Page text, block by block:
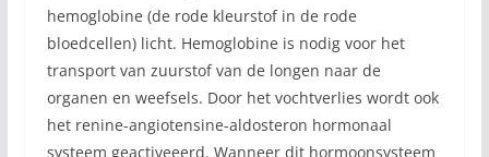
hemoglobine (de rode kleurstof in de rode
bloedcellen) licht. Hemoglobine is nodig voor het
transport van zuurstof van de longen naar de
organen en weefsels. Door het vochtverlies wordt ook
het renine-angiotensine-aldosteron hormonaal
systeem geactiveeerd. Wanneer dit hormoonsysteem